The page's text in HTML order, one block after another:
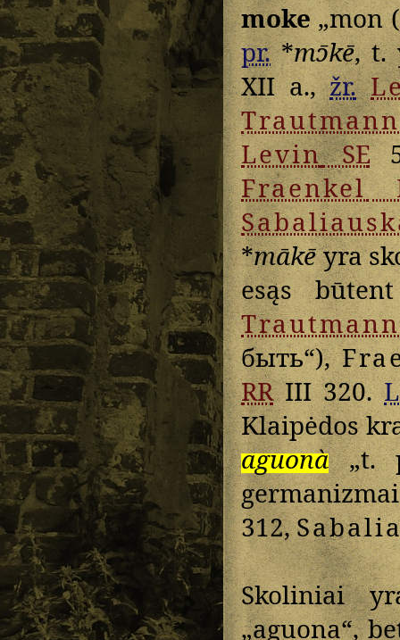
moke„mon
pr.*mɔ̄kē, t.
XII a.,žr.
Trautmann
LevinSE
Fraenkel
*mākēyra
esąs
Trautmann
быть“),
RRIII 320.
Klaipėdos
aguonà„t.
312,
Skoliniai
„aguona“,